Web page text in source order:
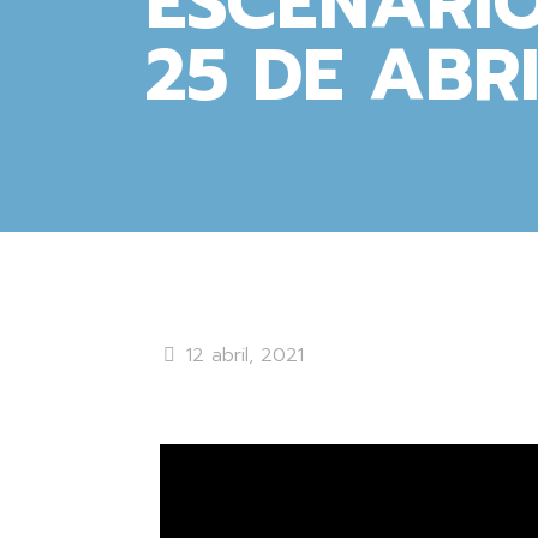
25 DE
12 abril, 2021